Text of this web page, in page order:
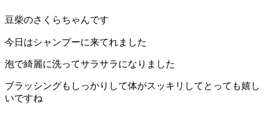
豆柴のさくらちゃんです
今日はシャンプーに来てれました
泡で綺麗に洗ってサラサラになりました
ブラッシングもしっかりして体がスッキリしてとっても嬉し
いですね